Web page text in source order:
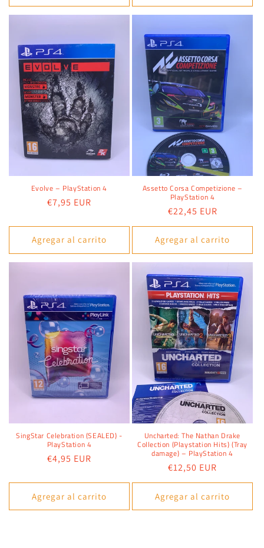
Evolve – PlayStation 4
Precio
€7,95 EUR
Agregar al carrito
Assetto Corsa Competizione –
PlayStation 4
Precio
habitual
€22,45 EUR
Agregar al carrito
SingStar Celebration (SEALED) -
PlayStation 4
Precio
€4,95 EUR
Agregar al carrito
Uncharted: The Nathan Drake
Collection (Playstation Hits) (Tray
damage) – PlayStation 4
Precio
habitual
€12,50 EUR
Agregar al carrito